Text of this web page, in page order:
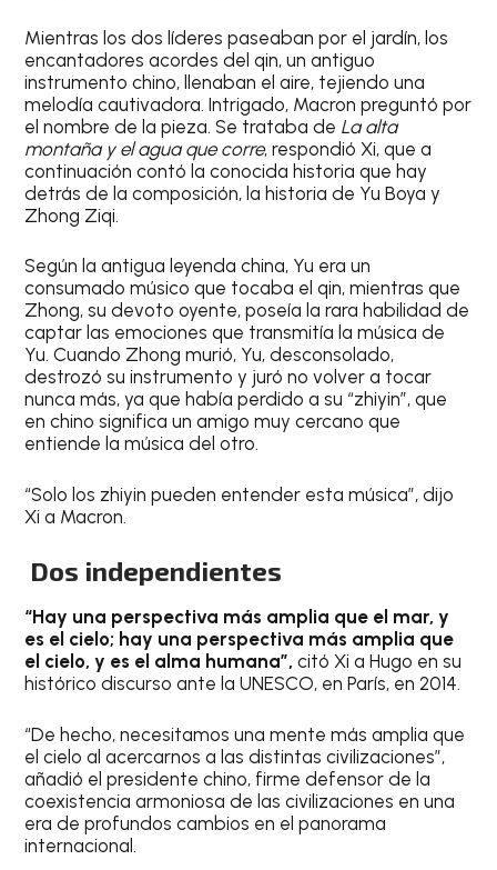
Mientras los dos líderes paseaban por el jardín, los
encantadores acordes del qin, un antiguo
instrumento chino, llenaban el aire, tejiendo una
melodía cautivadora. Intrigado, Macron preguntó por
el nombre de la pieza. Se trataba de La alta
montaña y el agua que corre, respondió Xi, que a
continuación contó la conocida historia que hay
detrás de la composición, la historia de Yu Boya y
Zhong Ziqi.
Según la antigua leyenda china, Yu era un
consumado músico que tocaba el qin, mientras que
Zhong, su devoto oyente, poseía la rara habilidad de
captar las emociones que transmitía la música de
Yu. Cuando Zhong murió, Yu, desconsolado,
destrozó su instrumento y juró no volver a tocar
nunca más, ya que había perdido a su “zhiyin”, que
en chino significa un amigo muy cercano que
entiende la música del otro.
“Solo los zhiyin pueden entender esta música”, dijo
Xi a Macron.
Dos independientes
“Hay una perspectiva más amplia que el mar, y
es el cielo; hay una perspectiva más amplia que
el cielo, y es el alma humana”, citó Xi a Hugo en su
histórico discurso ante la UNESCO, en París, en 2014.
“De hecho, necesitamos una mente más amplia que
el cielo al acercarnos a las distintas civilizaciones”,
añadió el presidente chino, firme defensor de la
coexistencia armoniosa de las civilizaciones en una
era de profundos cambios en el panorama
internacional.